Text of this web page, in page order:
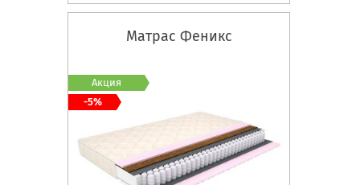
Матрас Феникс
Акция
-5%